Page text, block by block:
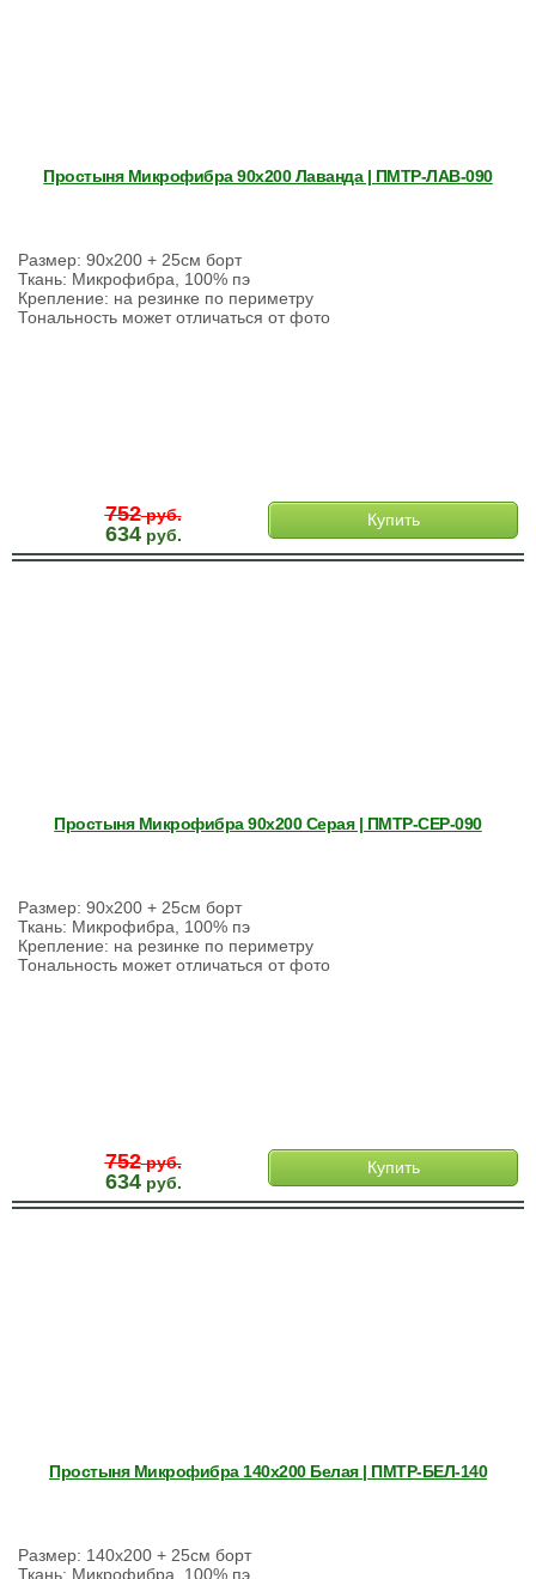
Простыня Микрофибра 90х200 Лаванда | ПМТР-ЛАВ-090
Размер: 90х200 + 25см борт
Ткань: Микрофибра, 100% пэ
Крепление: на резинке по периметру
Тональность может отличаться от фото
752руб.
634руб.
Купить
Простыня Микрофибра 90х200 Серая | ПМТР-СЕР-090
Размер: 90х200 + 25см борт
Ткань: Микрофибра, 100% пэ
Крепление: на резинке по периметру
Тональность может отличаться от фото
752руб.
634руб.
Купить
Простыня Микрофибра 140х200 Белая | ПМТР-БЕЛ-140
Размер: 140х200 + 25см борт
Ткань: Микрофибра, 100% пэ